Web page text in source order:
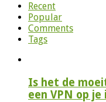
Recent
Popular
Comments
Tags
Is het de
een VPN op je